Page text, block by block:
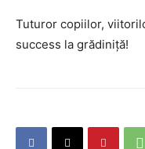
Tuturor copiilor,
success la grădiniță!